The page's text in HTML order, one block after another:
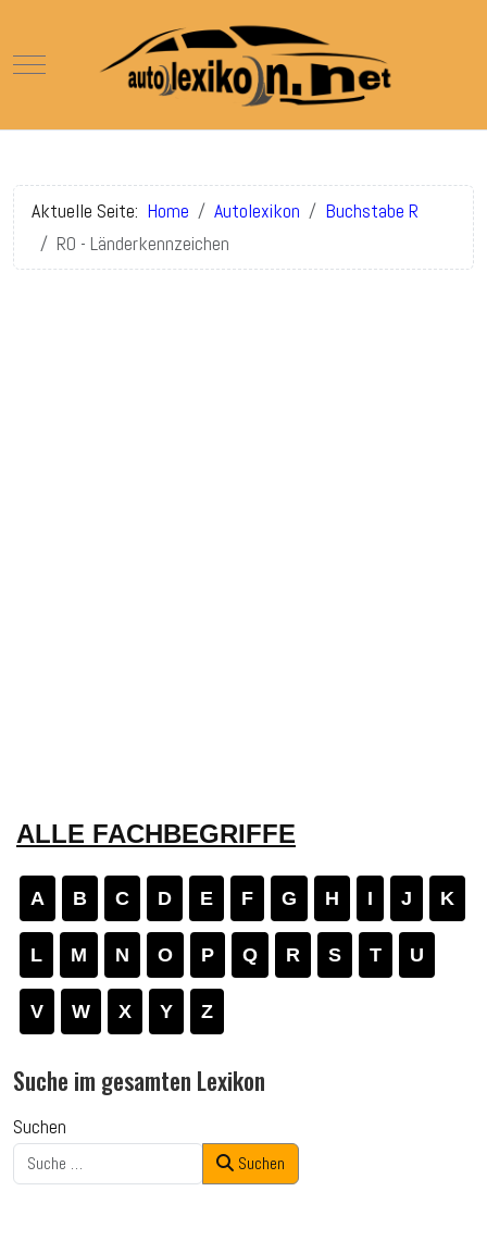
Mobile Menu Toggle
Aktuelle Seite: Home Autolexikon
Buchstabe R
RO - Länderkennzeichen
ALLE FACHBEGRIFFE
A B C D E F G H I J K
L M N O P Q R S T U
V W X Y Z
Suche im gesamten Lexikon
Suchen
Suchen